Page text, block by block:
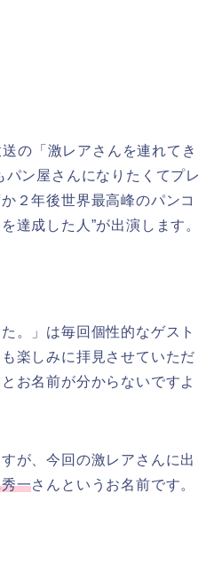
の「激レアさんを連れてき
パン屋さんになりたくてプレ
２年後世界最高峰のパンコ
達成した人”が出演します。
。」は毎回個性的なゲスト
楽しみに拝見させていただ
お名前が分からないですよ
が、今回の激レアさんに出
一さんというお名前です。